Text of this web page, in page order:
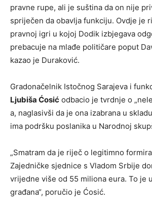
pravne rupe, ali je suština da on nije
spriječen da obavlja funkciju. Ovdje je
pravnoj igri u kojoj Dodik izbjegava
prebacuje na mlađe političare poput
kazao je Duraković.
Gradonačelnik Istočnog Sarajeva i
Ljubiša Ćosić odbacio je tvrdnje o
a, naglasivši da je ona izabrana u
ima podršku poslanika u Narodnoj
„Smatram da je riječ o legitimno
Zajedničke sjednice s Vladom Srbije
vrijedne više od 55 miliona eura. To je
građana“, poručio je Ćosić.